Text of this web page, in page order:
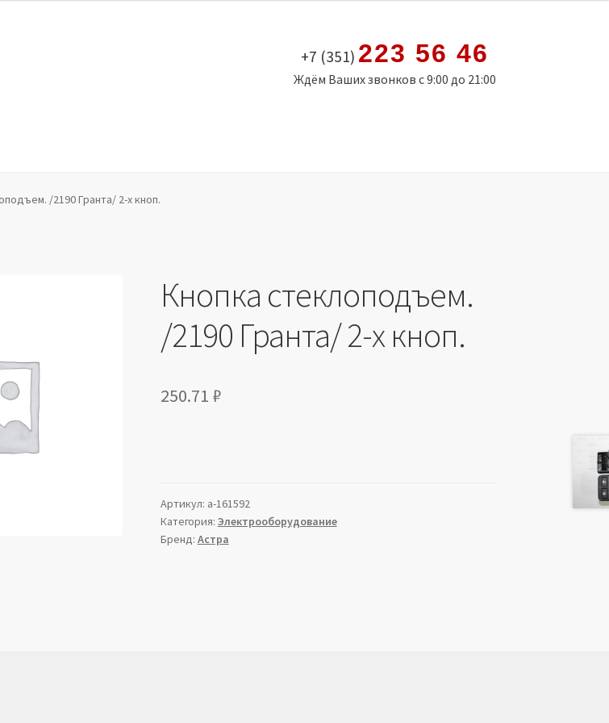
+7 (351) 223 56 46
Ждём Ваших звонков с 9:00 до 21:00
персональных данных
/2190 Гранта/ 2-х кноп.
Кнопка стеклоподъем.
/2190 Гранта/ 2-х кноп.
250.71 ₽
Артикул: a-161592
Категория: Электрооборудование
Бренд: Астра